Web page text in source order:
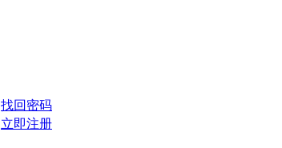
找回密码
立即注册